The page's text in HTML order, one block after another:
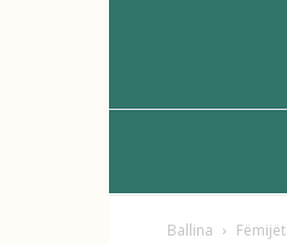
Ballina Fëmijët